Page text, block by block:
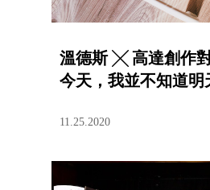
溫德斯 ╳ 高達創作
今天，我並不知道明
11.25.2020